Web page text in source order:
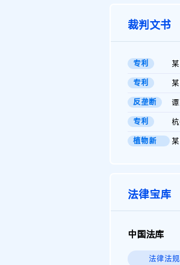
裁判文书
专利
专利
反垄断
专利
植物新
法律宝库
中国法库
法律法规